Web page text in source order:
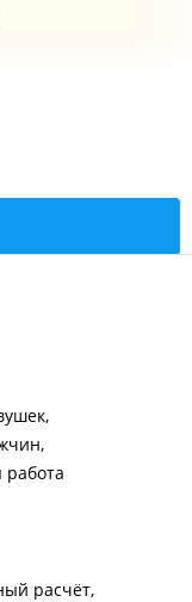
работа
расчёт